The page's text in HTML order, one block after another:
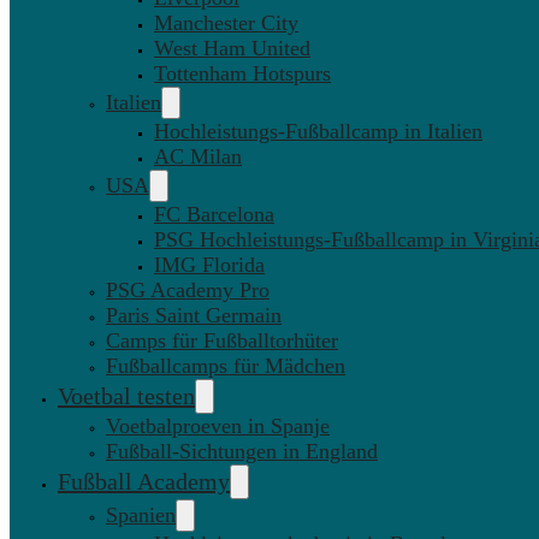
Manchester City
West Ham United
Tottenham Hotspurs
Italien
Hochleistungs-Fußballcamp in Italien
AC Milan
USA
FC Barcelona
PSG Hochleistungs-Fußballcamp in
IMG Florida
PSG Academy Pro
Paris Saint Germain
Camps für Fußballtorhüter
Fußballcamps für Mädchen
Voetbal testen
Voetbalproeven in Spanje
Fußball-Sichtungen in England
Fußball Academy
Spanien